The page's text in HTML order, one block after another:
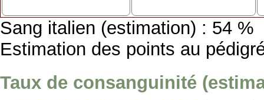
Sang italien (estimation) : 54 %
Estimation des points au
Taux de consanguinité